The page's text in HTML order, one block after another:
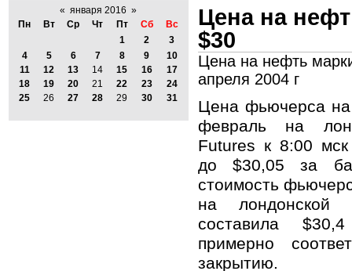
« января 2016 »
Пн
Вт Ср Чт Пт Сб
Вс
1
2
3
4
5 6 7 8 9
10
11
12 13 14 15 16
17
18
19 20 21 22 23
24
25
26 27 28 29 30 31
Цена на
$30
Цена на нефть
апреля 2004 г
Цена фьючерса
февраль на
Futures к 8:00
до $30,05 за
стоимость
на
составила
примерно
закрытию.